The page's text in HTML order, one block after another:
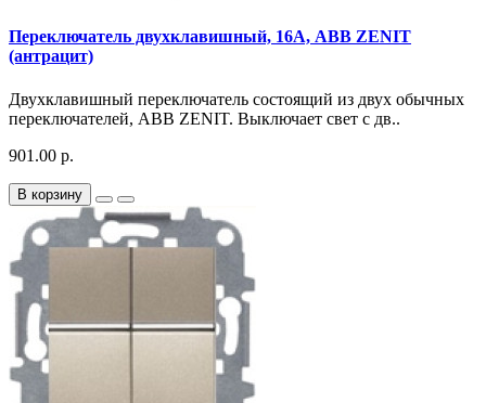
Переключатель двухклавишный, 16А, ABB ZENIT
(антрацит)
Двухклавишный переключатель состоящий из двух обычных
переключателей, ABB ZENIT. Выключает свет с дв..
901.00 р.
В корзину